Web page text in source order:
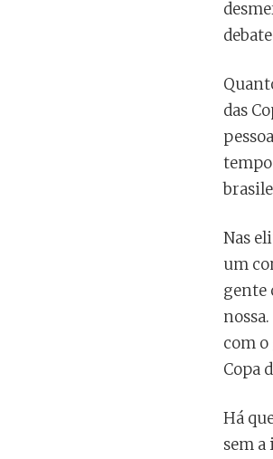
das
tempo
Nas
um
gente
com o
Copa
Há
sem a